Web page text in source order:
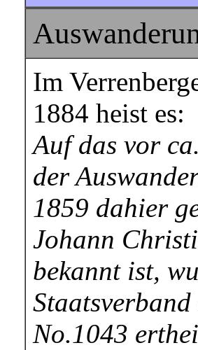
Im
1884 heist es:
Auf das vor
der
1859 dahier
Johann
bekannt ist,
No.1043